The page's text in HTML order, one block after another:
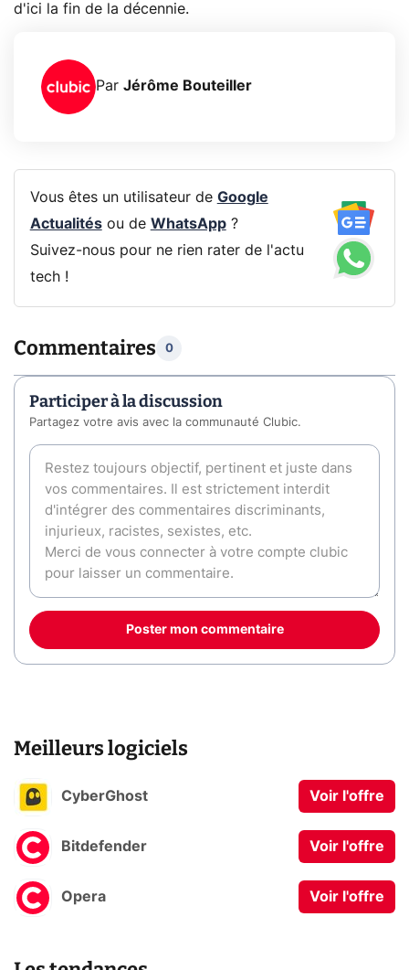
d'ici la fin de la décennie.
Par Jérôme Bouteiller
Vous êtes un utilisateur de Google
Actualitésou de WhatsApp?
Suivez-nous pour ne rien rater de l'actu
tech !
Commentaires 0
Participer à la discussion
Partagez votre avis avec la communauté Clubic.
Poster mon commentaire
Meilleurs logiciels
CyberGhost Voir l'offre
Bitdefender Voir l'offre
Opera Voir l'offre